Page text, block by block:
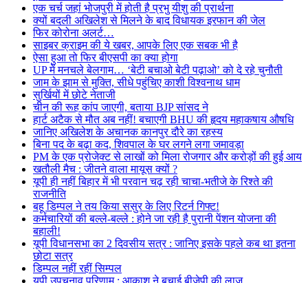
एक चर्च जहां भोजपुरी में होती है प्रभु यीशु की प्रार्थना
क्यों बदली अखिलेश से मिलने के बाद विधायक इरफान की जेल
फिर कोरोना अलर्ट…
साइबर क्राइम की ये खबर, आपके लिए एक सबक भी है
ऐसा हुआ तो फिर बीएसपी का क्या होगा
UP में मनचले बेलगाम… ‘बेटी बचाओ बेटी पढ़ाओ’ को दे रहे चुनौती
जाम के झाम से मुक्ति, सीधे पहुंचिए काशी विश्वनाथ धाम
सुर्खियों में छोटे नेताजी
चीन की रूह कांप जाएगी, बताया BJP सांसद ने
हार्ट अटैक से मौत अब नहीं! बचाएगी BHU की हृदय महाकषाय औषधि
जानिए अखिलेश के अचानक कानपुर दौरे का रहस्य
बिना पद के बढ़ा कद, शिवपाल के घर लगने लगा जमावड़ा
PM के एक प्रोजेक्ट से लाखों को मिला रोजगार और करोड़ों की हुई आय
खतौली मैच : जीतने वाला मायूस क्यों ?
यूपी ही नहीं बिहार में भी परवान चढ़ रही चाचा-भतीजे के रिश्ते की
राजनीति
बहू डिम्पल ने तय किया ससुर के लिए रिटर्न गिफ्ट!
कर्मचारियों की बल्ले-बल्ले : होने जा रही है पुरानी पेंशन योजना की
बहाली!
यूपी विधानसभा का 2 दिवसीय सत्र : जानिए इसके पहले कब था इतना
छोटा सत्र
डिम्पल नहीं रहीं सिम्पल
यूपी उपचुनाव परिणाम : आकाश ने बचाई बीजेपी की लाज